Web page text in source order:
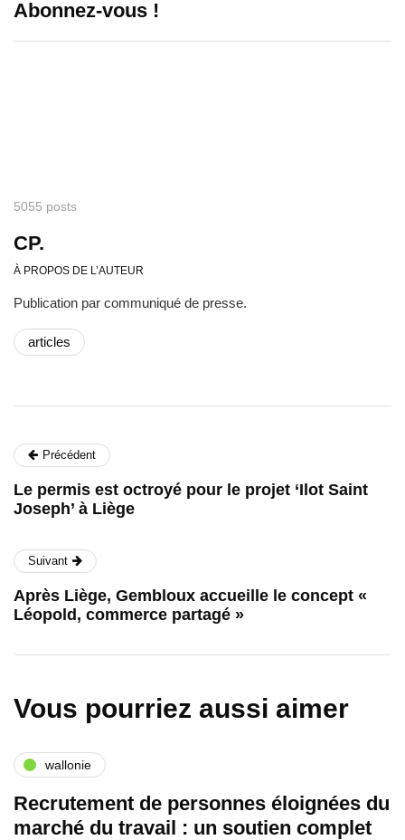
Abonnez-vous !
5055 posts
CP.
À PROPOS DE L’AUTEUR
Publication par communiqué de presse.
articles
Précédent
Le permis est octroyé pour le projet ‘Ilot Saint
Joseph’ à Liège
Suivant
Après Liège, Gembloux accueille le concept «
Léopold, commerce partagé »
Vous pourriez aussi aimer
wallonie
Recrutement de personnes éloignées du
marché du travail : un soutien complet